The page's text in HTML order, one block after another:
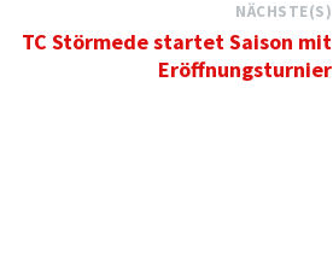
NÄCHSTE(S)
TC Störmede startet Saison mit
Eröffnungsturnier